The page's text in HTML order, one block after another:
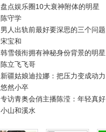
盘点娱乐圈10大衰神附体的明星
陈守学
男人出轨前最好要深思的三个问题
宋宝和
韩雪领衔拥有神秘身份背景的明星
陈立飞飞哥
新疆姑娘迪拉娜：把压力变成动力
悠然小卒
专访青奥会俏主播陈滢：年轻真好
小山和溪水